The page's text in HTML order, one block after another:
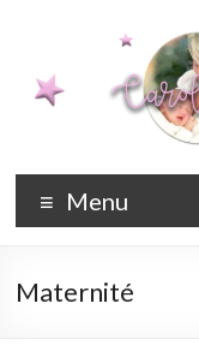
Caroline,
nurse de
nuit à
Nounou
de nuit à
domicile
nouveau-
Menu
Maternité